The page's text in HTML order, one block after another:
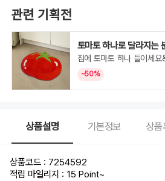
관련 기획전
토마토 하나로 달라지는
집에 토마토 하나 들이세
~50%
상품설명 기본정보 상품
상품코드 : 7254592
적립 마일리지 : 15 Point~